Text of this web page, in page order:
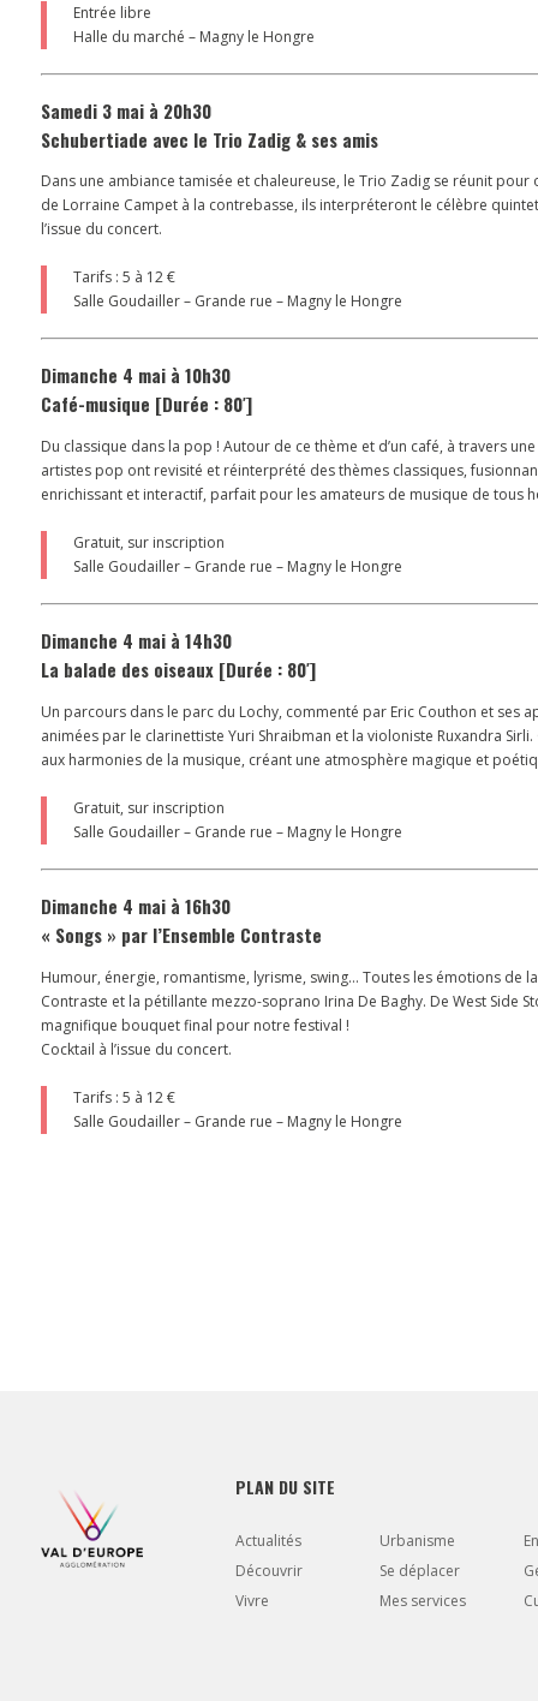
Entrée libre
Halle du marché – Magny le Hongre
Samedi 3 mai à 20h30
Schubertiade avec le Trio Zadig & ses amis
Dans une ambiance tamisée et chaleureuse, le Trio Zadig se réunit
de Lorraine Campet à la contrebasse, ils interpréteront le célèbre
l’issue du concert.
Tarifs : 5 à 12 €
Salle Goudailler – Grande rue – Magny le Hongre
Dimanche 4 mai à 10h30
Café-musique [Durée : 80′]
Du classique dans la pop ! Autour de ce thème et d’un café, à travers
artistes pop ont revisité et réinterprété des thèmes classiques,
enrichissant et interactif, parfait pour les amateurs de musique de tous
Gratuit, sur inscription
Salle Goudailler – Grande rue – Magny le Hongre
Dimanche 4 mai à 14h30
La balade des oiseaux [Durée : 80′]
Un parcours dans le parc du Lochy, commenté par Eric Couthon et ses
animées par le clarinettiste Yuri Shraibman et la violoniste Ruxandra
aux harmonies de la musique, créant une atmosphère magique et
Gratuit, sur inscription
Salle Goudailler – Grande rue – Magny le Hongre
Dimanche 4 mai à 16h30
« Songs » par l’Ensemble Contraste
Humour, énergie, romantisme, lyrisme, swing… Toutes les émotions de
Contraste et la pétillante mezzo-soprano Irina De Baghy. De West Side
magnifique bouquet final pour notre festival !
Cocktail à l’issue du concert.
Tarifs : 5 à 12 €
Salle Goudailler – Grande rue – Magny le Hongre
PLAN DU SITE
Actualités
Découvrir
Vivre
Urbanisme
Se déplacer
Mes services